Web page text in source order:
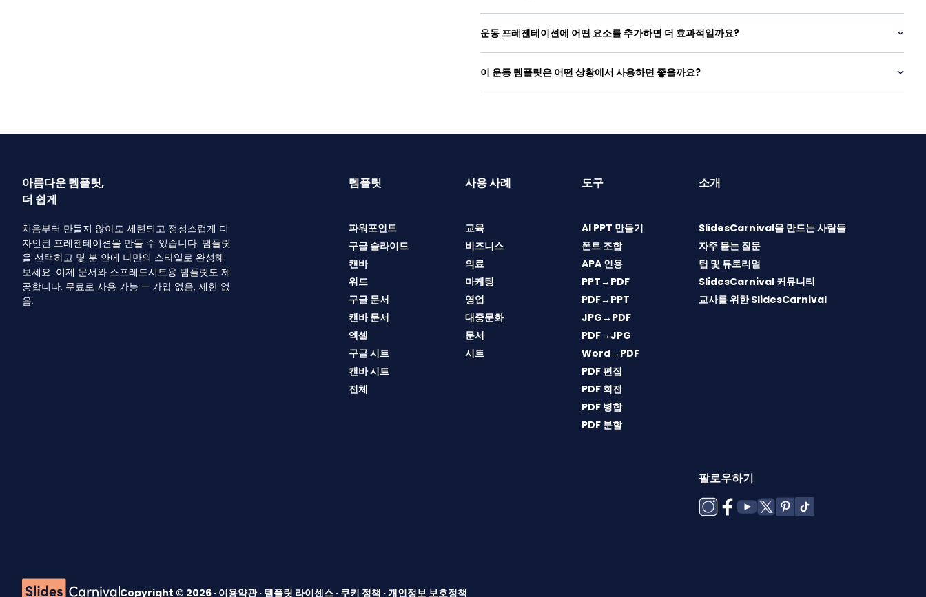
운동 프레젠테이션에 어떤 요소를 추가하면 더 효과적일까요?
이 운동 템플릿은 어떤 상황에서 사용하면 좋을까요?
아름다운 템플릿,
더 쉽게
처음부터 만들지 않아도 세련되고 정성스럽게 디
자인된 프레젠테이션을 만들 수 있습니다. 템플릿
을 선택하고 몇 분 안에 나만의 스타일로 완성해
보세요. 이제 문서와 스프레드시트용 템플릿도 제
공합니다. 무료로 사용 가능 — 가입 없음, 제한 없
음.
템플릿
파워포인트
구글 슬라이드
캔바
워드
구글 문서
캔바 문서
엑셀
구글 시트
캔바 시트
전체
사용 사례
교육
비즈니스
의료
마케팅
영업
대중문화
문서
시트
도구
AI PPT 만들기
폰트 조합
APA 인용
PPT→PDF
PDF→PPT
JPG→PDF
PDF→JPG
Word→PDF
PDF 편집
PDF 회전
PDF 병합
PDF 분할
소개
SlidesCarnival을 만드는 사람들
자주 묻는 질문
팁 및 튜토리얼
SlidesCarnival 커뮤니티
교사를 위한 SlidesCarnival
팔로우하기
Copyright © 2026 · 이용약관· 템플릿 라이센스 · 쿠키 정책 ·개인정보 보호정책